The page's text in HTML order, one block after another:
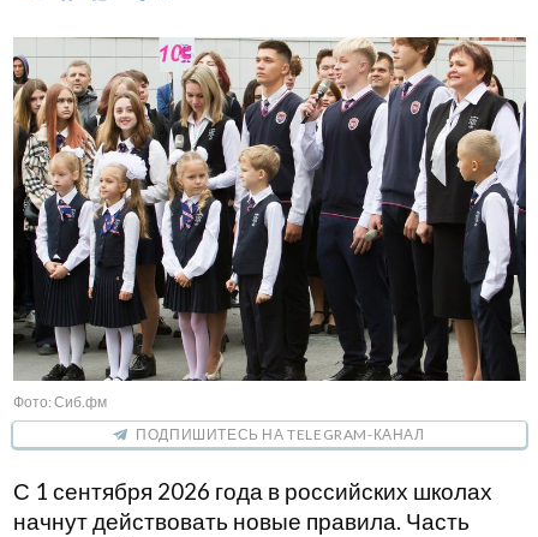
Фото: Сиб.фм
ПОДПИШИТЕСЬ НА TELEGRAM-КАНАЛ
С 1 сентября 2026 года в российских школах
начнут действовать новые правила. Часть